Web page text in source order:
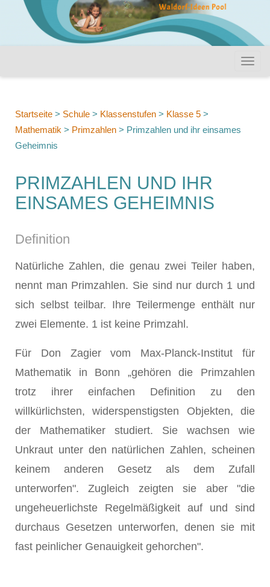
Startseite > Schule > Klassenstufen > Klasse 5 >
Mathematik > Primzahlen > Primzahlen und ihr einsames
Geheimnis
PRIMZAHLEN UND IHR
EINSAMES GEHEIMNIS
Definition
Natürliche Zahlen, die genau zwei Teiler haben,
nennt man Primzahlen. Sie sind nur durch 1 und
sich selbst teilbar. Ihre Teilermenge enthält nur
zwei Elemente. 1 ist keine Primzahl.
Für Don Zagier vom Max-Planck-Institut für
Mathematik in Bonn „gehören die Primzahlen
trotz ihrer einfachen Definition zu den
willkürlichsten, widerspenstigsten Objekten, die
der Mathematiker studiert. Sie wachsen wie
Unkraut unter den natürlichen Zahlen, scheinen
keinem anderen Gesetz als dem Zufall
unterworfen". Zugleich zeigten sie aber "die
ungeheuerlichste Regelmäßigkeit auf und sind
durchaus Gesetzen unterworfen, denen sie mit
fast peinlicher Genauigkeit gehorchen".